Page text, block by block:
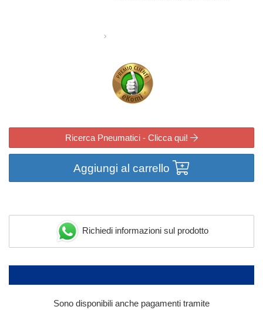
Ricerca Pneumatici - Clicca qui!
Aggiungi al carrello
Richiedi informazioni sul prodotto
Sono disponibili anche pagamenti tramite